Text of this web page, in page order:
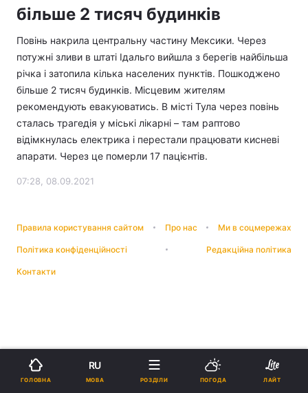
більше 2 тисяч будинків
Повінь накрила центральну частину Мексики. Через
потужні зливи в штаті Ідальго вийшла з берегів найбільша
річка і затопила кілька населених пунктів. Пошкоджено
більше 2 тисяч будинків. Місцевим жителям
рекомендують евакуюватись. В місті Тула через повінь
сталась трагедія у міські лікарні – там раптово
відімкнулась електрика і перестали працювати кисневі
апарати. Через це померли 17 пацієнтів.
07:28, 08.09.2021
Правила користування сайтом Про нас Ми в соцмережах
Політика конфіденційності Редакційна політика
Контакти
ГОЛОВНА
RU
МОВА РОЗДІЛИ ПОГОДА ЛАЙТ